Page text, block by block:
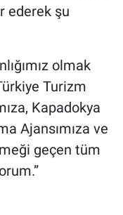
ederek şu
olmak
Turizm
Kapadokya
Ajansımıza ve
geçen tüm